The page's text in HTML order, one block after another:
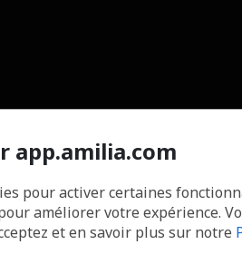
app.amilia.com
pour activer certaines
améliorer votre expérience.
et en savoir plus sur notre